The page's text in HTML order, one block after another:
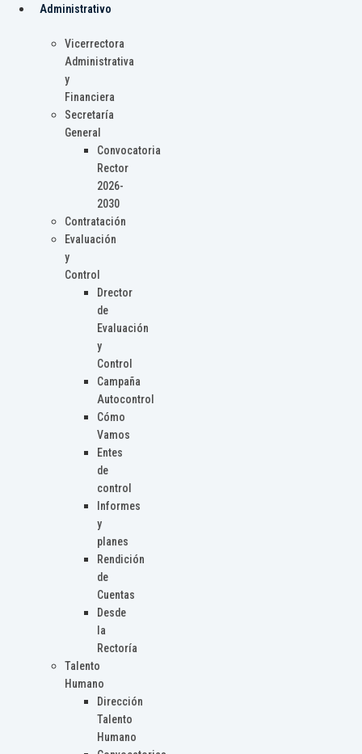
Administrativo
Vicerrectora
Administrativa
y
Financiera
Secretaría
General
Convocatoria
Rector
2026-
2030
Contratación
Evaluación
y
Control
Drector
de
Evaluación
y
Control
Campaña
Autocontrol
Cómo
Vamos
Entes
de
control
Informes
y
planes
Rendición
de
Cuentas
Desde
la
Rectoría
Talento
Humano
Dirección
Talento
Humano